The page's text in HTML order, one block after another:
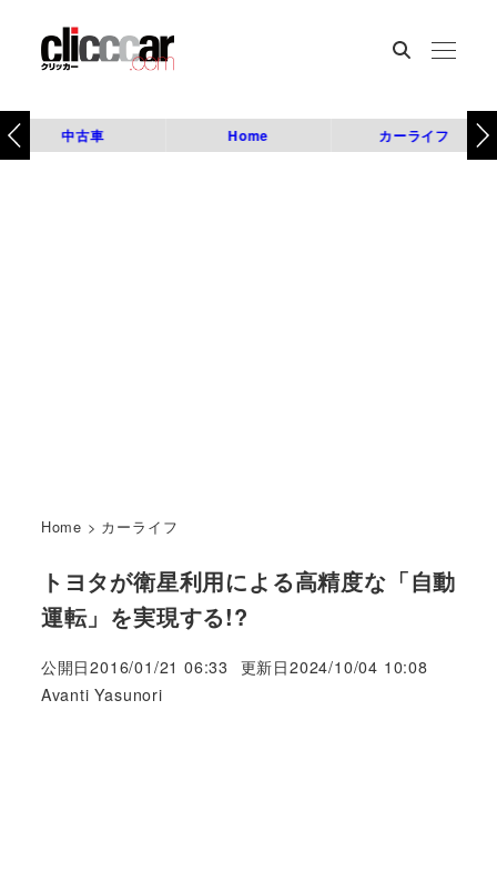
中古車 Home カーライフ
Home > カーライフ
トヨタが衛星利用による高精度な「自動
運転」を実現する!?
公開日2016/01/21 06:33 更新日2024/10/04 10:08
著
Avanti Yasunori